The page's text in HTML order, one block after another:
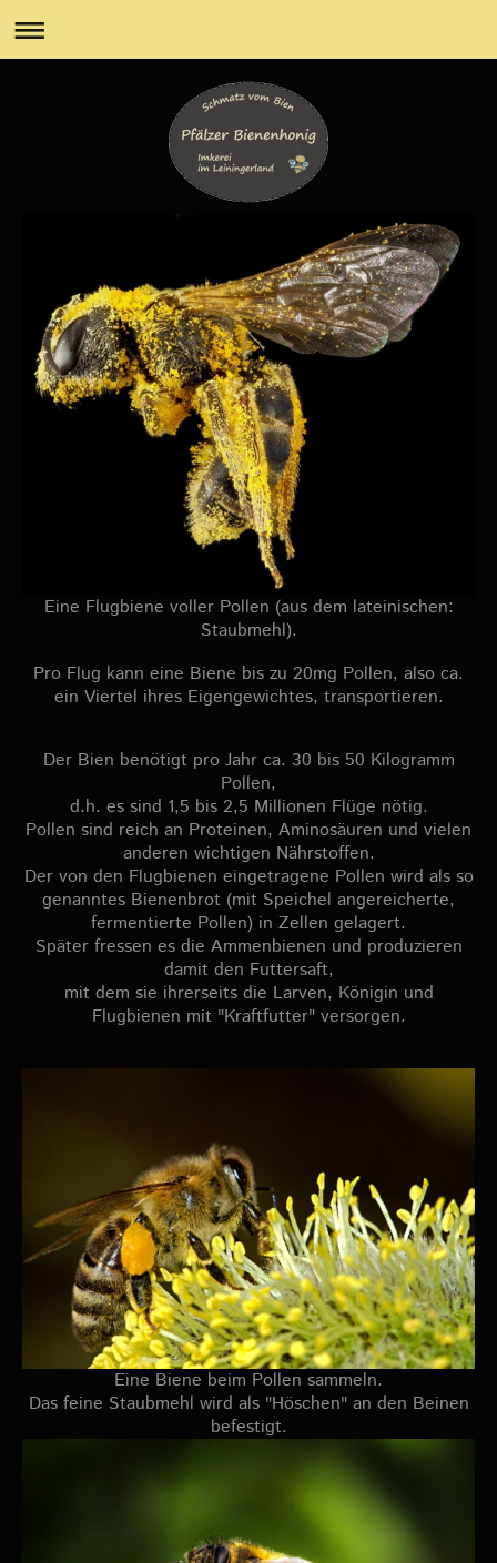
Eine Flugbiene voller Pollen (aus dem lateinischen:
Staubmehl).
Pro Flug kann eine Biene bis zu 20mg Pollen, also ca.
ein Viertel ihres Eigengewichtes, transportieren.
Der Bien benötigt pro Jahr ca. 30 bis 50 Kilogramm
Pollen,
d.h. es sind 1,5 bis 2,5 Millionen Flüge nötig.
Pollen sind reich an Proteinen, Aminosäuren und vielen
anderen wichtigen Nährstoffen.
Der von den Flugbienen eingetragene Pollen wird als so
genanntes Bienenbrot (mit Speichel angereicherte,
fermentierte Pollen) in Zellen gelagert.
Später fressen es die Ammenbienen und produzieren
damit den Futtersaft,
mit dem sie ihrerseits die Larven, Königin und
Flugbienen mit "Kraftfutter" versorgen.
Eine Biene beim Pollen sammeln.
Das feine Staubmehl wird als "Höschen" an den Beinen
befestigt.